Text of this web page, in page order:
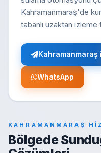
Kahramanmaraş'de
tabanlı uzaktan izleme
Kahramanmaraş
WhatsApp
KAHRAMANMARAŞ
Bölgede